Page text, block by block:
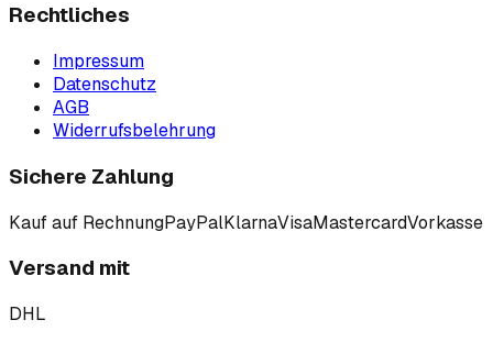
Rechtliches
Impressum
Datenschutz
AGB
Widerrufsbelehrung
Sichere Zahlung
Kauf auf RechnungPayPalKlarnaVisaMastercardVorkasse
Versand mit
DHL